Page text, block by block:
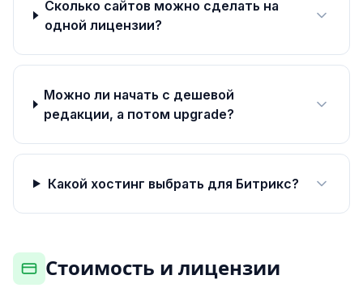
Сколько сайтов можно сделать на
одной лицензии?
Можно ли начать с дешевой
редакции, а потом upgrade?
Какой хостинг выбрать для Битрикс?
Стоимость и лицензии